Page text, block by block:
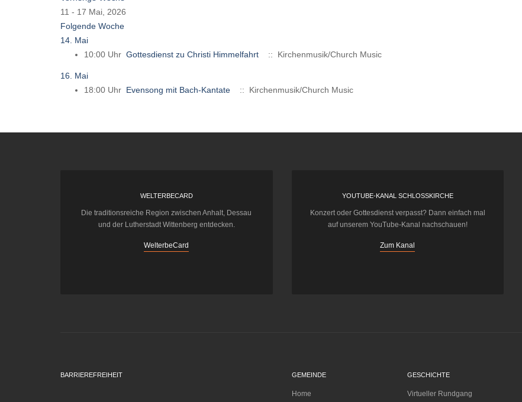
11 - 17 Mai, 2026
Folgende Woche
14. Mai
10:00 Uhr Gottesdienst zu Christi Himmelfahrt :: Kirchenmusik/Church Music
16. Mai
18:00 Uhr Evensong mit Bach-Kantate :: Kirchenmusik/Church Music
WELTERBECARD
Die traditionsreiche Region zwischen Anhalt, Dessau
und der Lutherstadt Wittenberg entdecken.
WelterbeCard
YOUTUBE-KANAL SCHLOSSKIRCHE
Konzert oder Gottesdienst verpasst? Dann einfach mal
auf unserem YouTube-Kanal nachschauen!
Zum Kanal
BARRIEREFREIHEIT GEMEINDE
Home
GESCHICHTE
Virtueller Rundgang